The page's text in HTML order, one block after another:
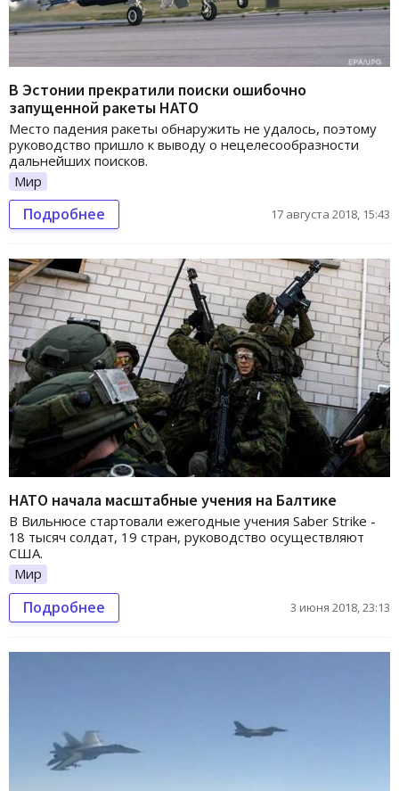
В Эстонии прекратили поиски ошибочно
запущенной ракеты НАТО
Место падения ракеты обнаружить не удалось, поэтому
руководство пришло к выводу о нецелесообразности
дальнейших поисков.
Мир
Подробнее 17 августа 2018, 15:43
НАТО начала масштабные учения на Балтике
В Вильнюсе стартовали ежегодные учения Saber Strike -
18 тысяч солдат, 19 стран, руководство осуществляют
США.
Мир
Подробнее 3 июня 2018, 23:13